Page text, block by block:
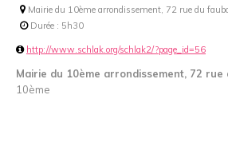
Mairie du 10ème arrondissement, 72 rue du
Durée : 5h30
http://www.schlak.org/schlak2/?page_id=56
Mairie du 10ème arrondissement, 72 rue
10ème